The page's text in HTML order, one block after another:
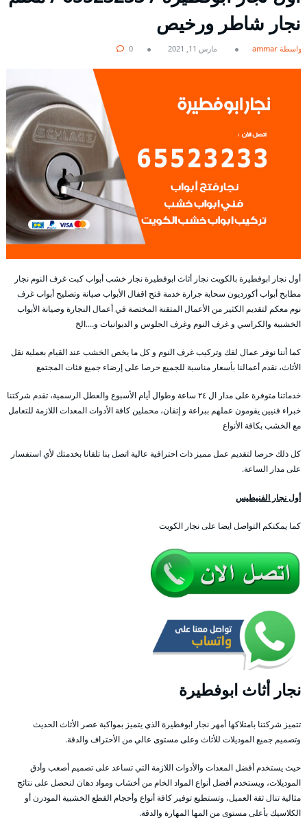
نجار شاطر ورخيص
بواسطة ammar مارس 11, 2021 0
أول نجار ابوفطيرة بالكويت نجار أثاث ابوفطيرة نجار خشب أبواب كبت غرف النوم نجار
مطابخ أبواب أكورديون سحابة جرارة خدمة فتح اقفال الأبواب صيانة وتصليح أبواب غرف
نوم معكم لتقديم الكثير من الأعمال المتقنة المختصة في أعمال النجارة وصيانة الأبواب
الخشبية والكراسي و غرف النوم وغرف الجلوس و الديوانيات و….الخ
كما أننا نوفر عمال لفك وتركيب غرف النوم و كل ما يخص الخشب عند القيام بعملية نقل
الأثاث، نقدم أعمالنا بأسعار مناسبة للجميع حرصا على إرضاء جميع فئات المجتمع
خدماتنا متوفرة على مدار ال ٢٤ ساعة وطوال أيام الأسبوع والعطل الرسمية، تقدم شركتنا
خبراء فنيين يقومون عملهم ببراعة و إتقان، محملين كافة الأدوات المعدات اللازمة للتعامل
مع الخشب بكافة الأنواع
كل ذلك حرصا لتقديم عمل مميز ذات احترافية عالية اتصل بنا تلقانا بخدمتك لأي استفسار
على مدار الساعة.
أول نجار الفنيطيس
كما يمكنكم التواصل ايضا على نجار الكويت
نجار أثاث ابوفطيرة
تتميز شركتنا بامتلاكها أمهر نجار ابوفطيرة الذي يتميز بمواكبة عصر الأثاث الحديث
وتصميم جميع الموديلات للأثاث وعلى مستوى عالي من الأحتراف والدقة.
حيث يستخدم أفضل المعدات والأدوات اللازمة التي تساعد على تصميم أصعب وأدق
الموديلات، ويستخدم أفضل أنواع المواد الخام من أخشاب ومواد دهان لنحصل على نتائج
مثالية تنال ثقة العميل، وتستطيع توفير كافة أنواع وأحجام القطع الخشبية المودرن أو
الكلاسيك بأعلى مستوى من المها المهارة والدقة.